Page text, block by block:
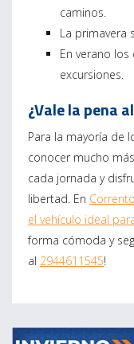
caminos.
La primavera
En verano
excursiones.
¿Vale la pena
Para la mayoría de
conocer mucho
cada jornada y
libertad. En
el vehículo ideal
forma cómoda y
al 2944611545!